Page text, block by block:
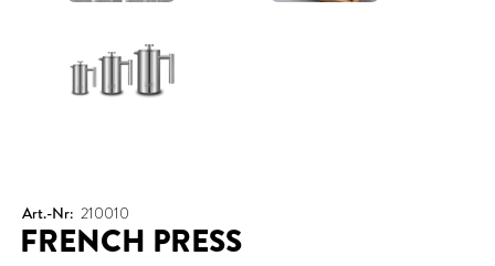
Art.-Nr: 210010
FRENCH PRESS